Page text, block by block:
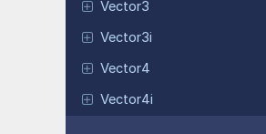
Vector3
Vector3i
Vector4
Vector4i